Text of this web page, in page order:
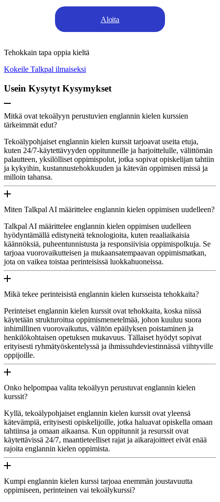
Aloita
Tehokkain tapa oppia kieltä
Kokeile Talkpal ilmaiseksi
Usein Kysytyt Kysymykset
Mitkä ovat tekoälyyn perustuvien englannin kielen kurssien
tärkeimmät edut?
Tekoälypohjaiset englannin kielen kurssit tarjoavat useita etuja,
kuten 24/7-käytettävyyden oppitunneille ja harjoittelulle, välittömän
palautteen, yksilölliset oppimispolut, jotka sopivat opiskelijan tahtiin
ja kykyihin, kustannustehokkuuden ja kätevän oppimisen missä ja
milloin tahansa.
Miten Talkpal AI määrittelee englannin kielen oppimisen uudelleen?
Talkpal AI määrittelee englannin kielen oppimisen uudelleen
hyödyntämällä edistyneitä teknologioita, kuten reaaliaikaisia
käännöksiä, puheentunnistusta ja responsiivisia oppimispolkuja. Se
tarjoaa vuorovaikutteisen ja mukaansatempaavan oppimismatkan,
jota on vaikea toistaa perinteisissä luokkahuoneissa.
Mikä tekee perinteisistä englannin kielen kursseista tehokkaita?
Perinteiset englannin kielen kurssit ovat tehokkaita, koska niissä
käytetään strukturoitua oppimismenetelmää, johon kuuluu suora
inhimillinen vuorovaikutus, välitön epäilyksen poistaminen ja
henkilökohtaisen opetuksen mukavuus. Tällaiset hyödyt sopivat
erityisesti ryhmätyöskentelyssä ja ihmissuhdeviestinnässä viihtyville
oppijoille.
Onko helpompaa valita tekoälyyn perustuvat englannin kielen
kurssit?
Kyllä, tekoälypohjaiset englannin kielen kurssit ovat yleensä
kätevämpiä, erityisesti opiskelijoille, jotka haluavat opiskella omaan
tahtiinsa ja omaan aikaansa. Kun oppitunnit ja resurssit ovat
käytettävissä 24/7, maantieteelliset rajat ja aikarajoitteet eivät enää
rajoita englannin kielen oppimista.
Kumpi englannin kielen kurssi tarjoaa enemmän joustavuutta
oppimiseen, perinteinen vai tekoälykurssi?